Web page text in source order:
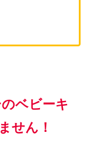
ベビーキ
せん！